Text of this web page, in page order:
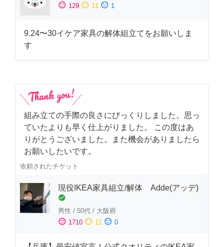
sentiment_satisfied 129 sentiment_neutral 11 sentiment_dissatisfied 1
9.24〜30イケア家具の解体組立てをお願いしま
す
組み立ての手際の良さにびっくりしました。思っ
ていたよりも早く仕上がりました。 この度はあ
りがとうございました。また機会がありましたら
お願いしたいです。
依頼されたチケット
現役IKEA家具組立/解体 Adde(アッデ)
check_circle
男性 / 50代 / 大阪府
sentiment_satisfied 1710 sentiment_neutral 11 sentiment_dissatisfied 0